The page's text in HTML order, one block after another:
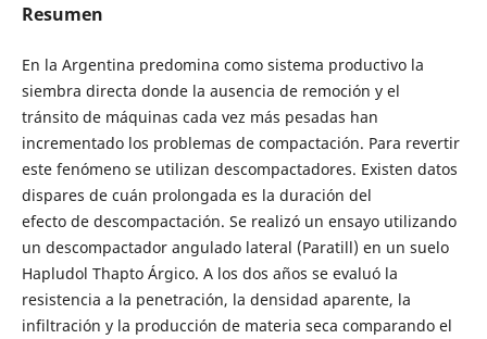
Resumen
En la Argentina predomina como sistema productivo la
siembra directa donde la ausencia de remoción y el
tránsito de máquinas cada vez más pesadas han
incrementado los problemas de compactación. Para revertir
este fenómeno se utilizan descompactadores. Existen datos
dispares de cuán prolongada es la duración del
efecto de descompactación. Se realizó un ensayo utilizando
un descompactador angulado lateral (Paratill) en un suelo
Hapludol Thapto Árgico. A los dos años se evaluó la
resistencia a la penetración, la densidad aparente, la
infiltración y la producción de materia seca comparando el